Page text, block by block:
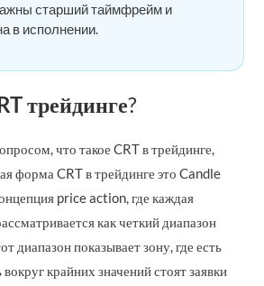
старший таймфрейм и
в исполнении.
трейдинге?
что такое CRT в трейдинге,
форма CRT в трейдинге это Candle
price action, где каждая
как четкий диапазон
диапазон показывает зону, где есть
крайних значений стоят заявки